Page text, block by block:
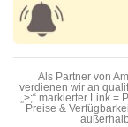
Als Partner von
verdienen wir an
„>;“ markierter Link =
Preise &